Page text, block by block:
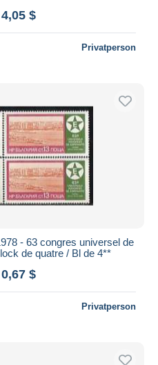
$
Privatperson
- 63 congres universel de
de quatre / Bl de 4**
$
Privatperson